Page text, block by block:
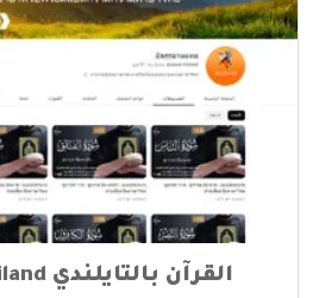
القرآن بالتايلندي Quran in Thailand